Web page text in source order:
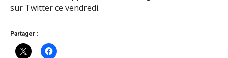
sur Twitter ce vendredi.
Partager :